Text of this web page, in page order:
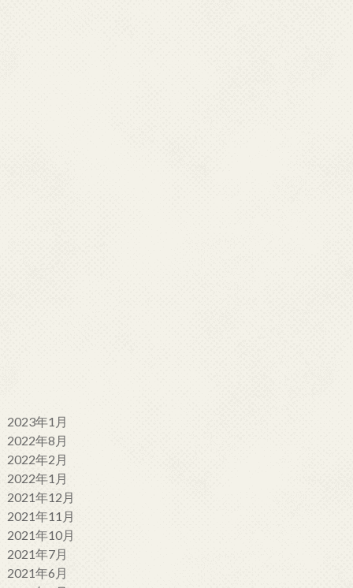
2023年1月
2022年8月
2022年2月
2022年1月
2021年12月
2021年11月
2021年10月
2021年7月
2021年6月